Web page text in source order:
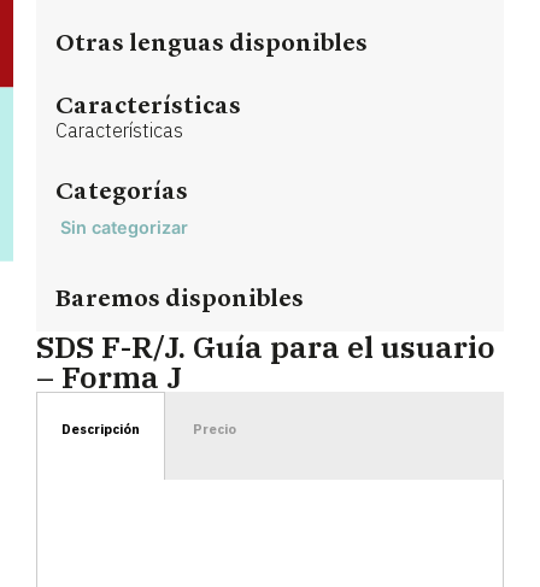
Otras lenguas disponibles
Características
Características
Categorías
Sin categorizar
Baremos disponibles
SDS F-R/J. Guía para el usuario
– Forma J
Descripción Precio